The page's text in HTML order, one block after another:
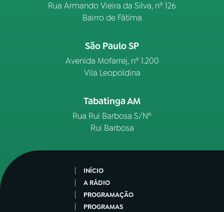
Rua Armando Vieira da Silva, nº 126
Bairro de Fátima
São Paulo SP
Avenida Mofarrej, nº 1.200
Vila Leopoldina
Tabatinga AM
Rua Rui Barbosa S/Nº
Rui Barbosa
INÍCIO
A RÁDIO
PROGRAMAÇÃO
PROGRAMAS